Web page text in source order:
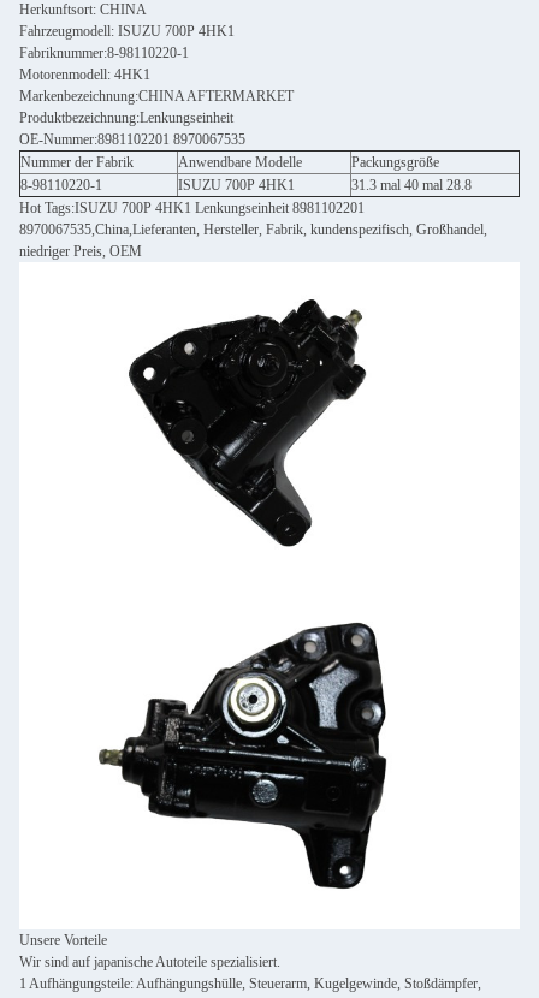
Herkunftsort: CHINA
Fahrzeugmodell: ISUZU 700P 4HK1
Fabriknummer:8-98110220-1
Motorenmodell: 4HK1
Markenbezeichnung:CHINA AFTERMARKET
Produktbezeichnung:Lenkungseinheit
OE-Nummer:8981102201 8970067535
Nummer der Fabrik
Anwendbare Modelle
Packungsgröße
8-98110220-1
ISUZU 700P 4HK1
31.3 mal 40 mal 28.8
Hot Tags:ISUZU 700P 4HK1 Lenkungseinheit 8981102201
8970067535,China,Lieferanten, Hersteller, Fabrik, kundenspezifisch, Großhandel,
niedriger Preis, OEM
Unsere Vorteile
Wir sind auf japanische Autoteile spezialisiert.
1 Aufhängungsteile: Aufhängungshülle, Steuerarm, Kugelgewinde, Stoßdämpfer,